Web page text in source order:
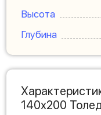
Высота
Глубина
140х200